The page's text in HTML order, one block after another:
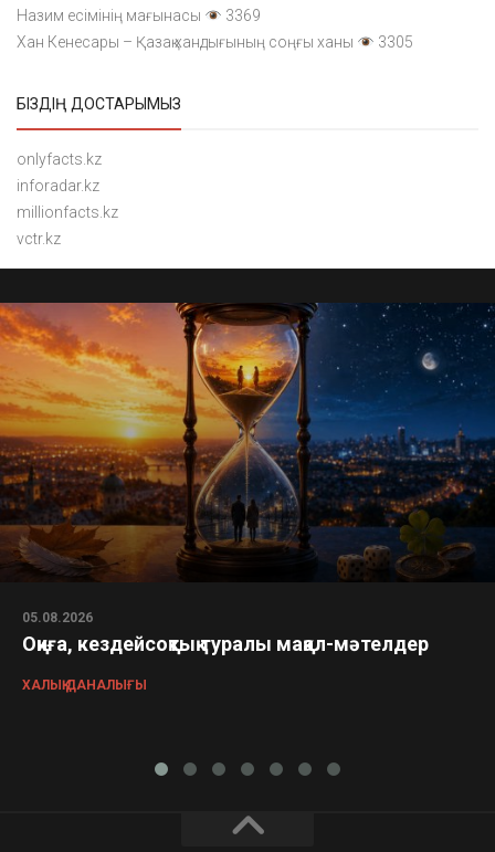
Назим есімінің мағынасы
3369
Хан Кенесары – Қазақ хандығының соңғы ханы
3305
БІЗДІҢ ДОСТАРЫМЫЗ
onlyfacts.kz
inforadar.kz
millionfacts.kz
vctr.kz
05.08.2026
Оқиға, кездейсоқтық туралы мақал-мәтелдер
ХАЛЫҚ ДАНАЛЫҒЫ